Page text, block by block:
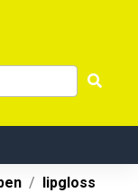
lipgloss